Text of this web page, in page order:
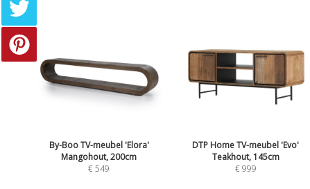
By-Boo TV-meubel 'Elora'
Mangohout, 200cm
€ 549
DTP Home TV-meubel 'Evo'
Teakhout, 145cm
€ 999